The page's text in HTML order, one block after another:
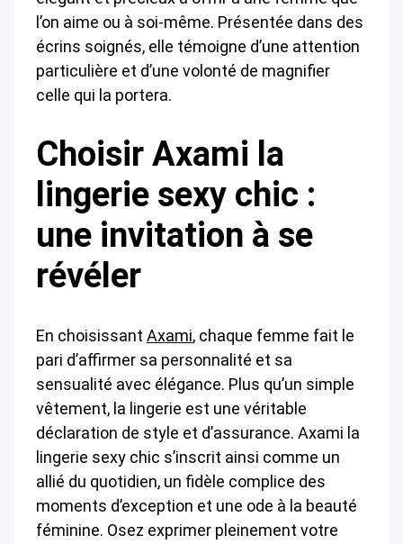
l’on aime ou à soi-même. Présentée dans des
écrins soignés, elle témoigne d’une attention
particulière et d’une volonté de magnifier
celle qui la portera.
Choisir Axami la
lingerie sexy chic :
une invitation à se
révéler
En choisissant Axami, chaque femme fait le
pari d’affirmer sa personnalité et sa
sensualité avec élégance. Plus qu’un simple
vêtement, la lingerie est une véritable
déclaration de style et d’assurance. Axami la
lingerie sexy chic s’inscrit ainsi comme un
allié du quotidien, un fidèle complice des
moments d’exception et une ode à la beauté
féminine. Osez exprimer pleinement votre